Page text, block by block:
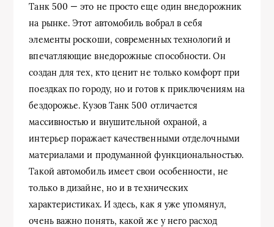
Танк 500 — это не просто еще один внедорожник
на рынке. Этот автомобиль вобрал в себя
элементы роскоши, современных технологий и
впечатляющие внедорожные способности. Он
создан для тех, кто ценит не только комфорт при
поездках по городу, но и готов к приключениям на
бездорожье. Кузов Танк 500 отличается
массивностью и внушительной охраной, а
интерьер поражает качественными отделочными
материалами и продуманной функциональностью.
Такой автомобиль имеет свои особенности, не
только в дизайне, но и в технических
характеристиках. И здесь, как я уже упомянул,
очень важно понять, какой же у него расход